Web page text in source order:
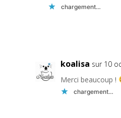
chargement…
koalisa sur 10
Merci beaucoup !
chargement…